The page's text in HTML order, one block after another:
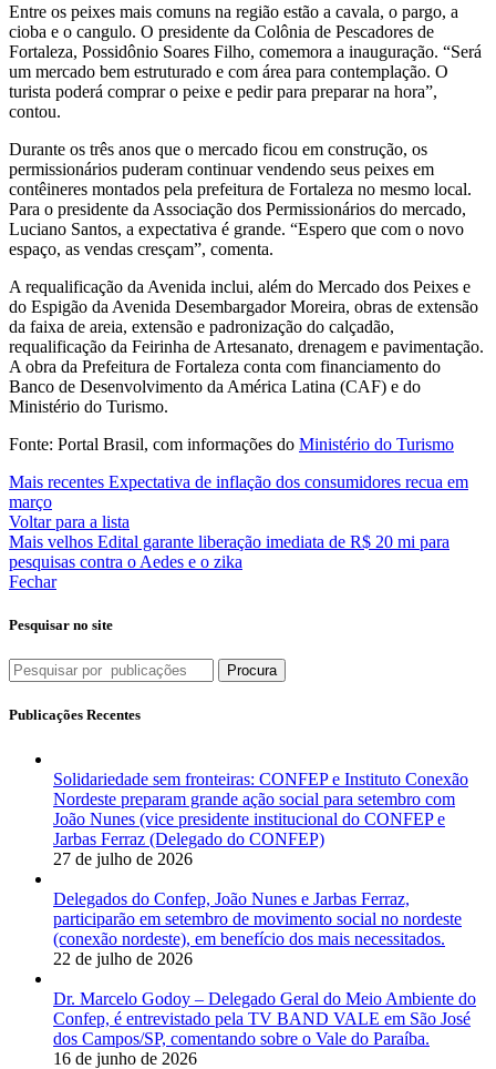
Entre os peixes mais comuns na região estão a cavala, o pargo, a
cioba e o cangulo. O presidente da Colônia de Pescadores de
Fortaleza, Possidônio Soares Filho, comemora a inauguração. “Será
um mercado bem estruturado e com área para contemplação. O
turista poderá comprar o peixe e pedir para preparar na hora”,
contou.
Durante os três anos que o mercado ficou em construção, os
permissionários puderam continuar vendendo seus peixes em
contêineres montados pela prefeitura de Fortaleza no mesmo local.
Para o presidente da Associação dos Permissionários do mercado,
Luciano Santos, a expectativa é grande. “Espero que com o novo
espaço, as vendas cresçam”, comenta.
A requalificação da Avenida inclui, além do Mercado dos Peixes e
do Espigão da Avenida Desembargador Moreira, obras de extensão
da faixa de areia, extensão e padronização do calçadão,
requalificação da Feirinha de Artesanato, drenagem e pavimentação.
A obra da Prefeitura de Fortaleza conta com financiamento do
Banco de Desenvolvimento da América Latina (CAF) e do
Ministério do Turismo.
Fonte: Portal Brasil, com informações do Ministério do Turismo
Mais recentes Expectativa de inflação dos consumidores recua em
março
Voltar para a lista
Mais velhos Edital garante liberação imediata de R$ 20 mi para
pesquisas contra o Aedes e o zika
Fechar
Pesquisar no site
Procura
Publicações Recentes
Solidariedade sem fronteiras: CONFEP e Instituto Conexão
Nordeste preparam grande ação social para setembro com
João Nunes (vice presidente institucional do CONFEP e
Jarbas Ferraz (Delegado do CONFEP)
27 de julho de 2026
Delegados do Confep, João Nunes e Jarbas Ferraz,
participarão em setembro de movimento social no nordeste
(conexão nordeste), em benefício dos mais necessitados.
22 de julho de 2026
Dr. Marcelo Godoy – Delegado Geral do Meio Ambiente do
Confep, é entrevistado pela TV BAND VALE em São José
dos Campos/SP, comentando sobre o Vale do Paraíba.
16 de junho de 2026